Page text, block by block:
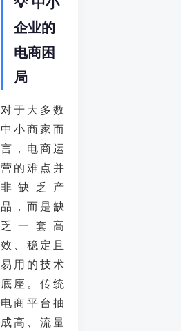
企业的
电商困
局
对于大多数
中小商家而
言，电商运
营的难点并
非缺乏产
品，而是缺
乏一套高
效、稳定且
易用的技术
底座。传统
电商平台抽
成高、流量